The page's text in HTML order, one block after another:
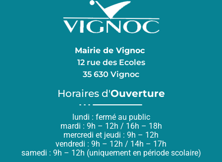
Mairie de Vignoc
12 rue des Ecoles
35 630 Vignoc
Horaires d'Ouverture
lundi : fermé au public
mardi : 9h – 12h / 16h – 18h
mercredi et jeudi : 9h – 12h
vendredi : 9h – 12h / 14h – 17h
samedi : 9h – 12h (uniquement en période scolaire)